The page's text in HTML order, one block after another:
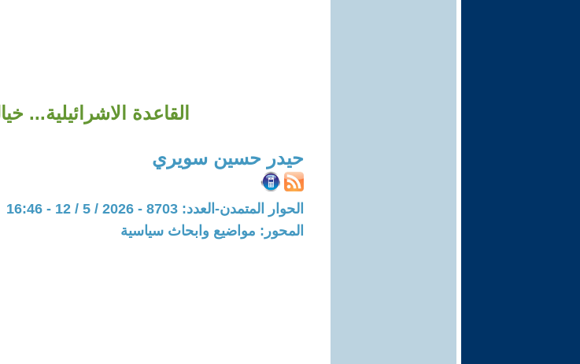
القاعدة الاشرائيلية...
حيدر حسين سويري
الحوار المتمدن-العدد: 8703 - 2026 / 5 / 12 - 16:46
المحور: مواضيع وابحاث سياسية